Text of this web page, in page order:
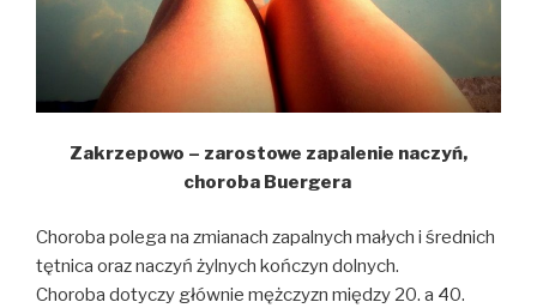
Zakrzepowo – zarostowe zapalenie naczyń,
choroba Buergera
Choroba polega na zmianach zapalnych małych i średnich
tętnica oraz naczyń żylnych kończyn dolnych.
Choroba dotyczy głównie mężczyzn między 20. a 40.